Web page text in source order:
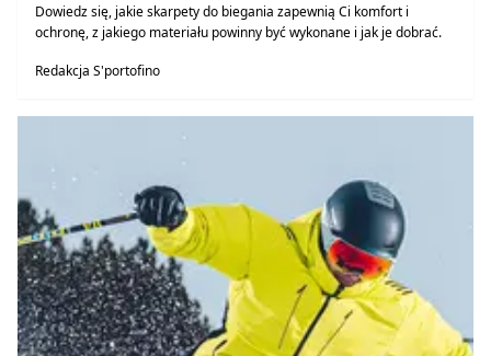
Dowiedz się, jakie skarpety do biegania zapewnią Ci komfort i
ochronę, z jakiego materiału powinny być wykonane i jak je dobrać.
Redakcja S'portofino